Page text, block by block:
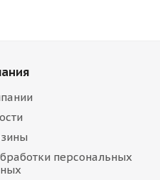
персональных